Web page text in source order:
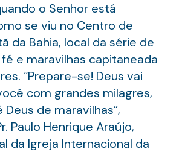
o Senhor está
se viu no Centro de
da Bahia, local da série de
e maravilhas capitaneada
“Prepare-se! Deus vai
com grandes milagres,
Deus de maravilhas”,
Paulo Henrique Araújo,
da Igreja Internacional da